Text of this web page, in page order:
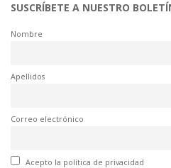
SUSCRÍBETE A NUESTRO
Nombre
Apellidos
Correo electrónico
Acepto la política de privacidad